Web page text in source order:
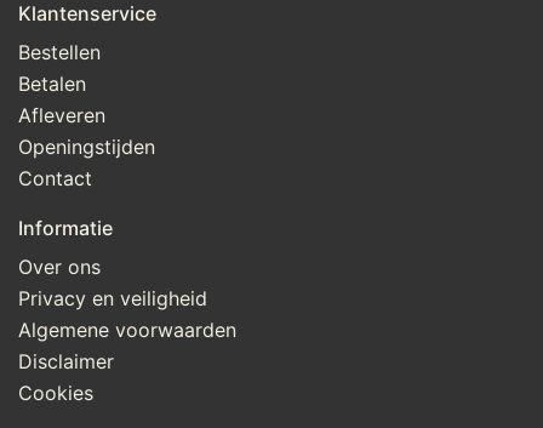
Klantenservice
Bestellen
Betalen
Afleveren
Openingstijden
Contact
Informatie
Over ons
Privacy en veiligheid
Algemene voorwaarden
Disclaimer
Cookies